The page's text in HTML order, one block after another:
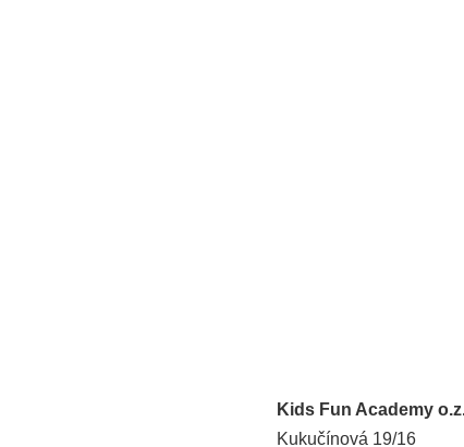
Kids Fun Academy
Kukučínová 19/16